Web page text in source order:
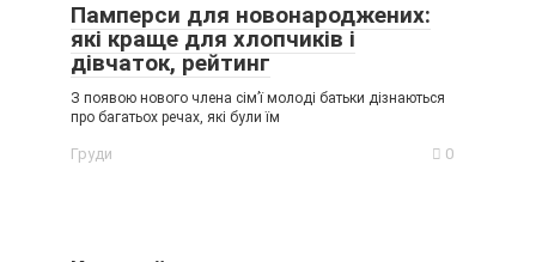
Памперси для новонароджених:
які краще для хлопчиків і
дівчаток, рейтинг
З появою нового члена сім’ї молоді батьки дізнаються
про багатьох речах, які були їм
Груди 0